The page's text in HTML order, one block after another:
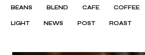
BEANS BLEND CAFE COFFEE
LIGHT NEWS POST ROAST